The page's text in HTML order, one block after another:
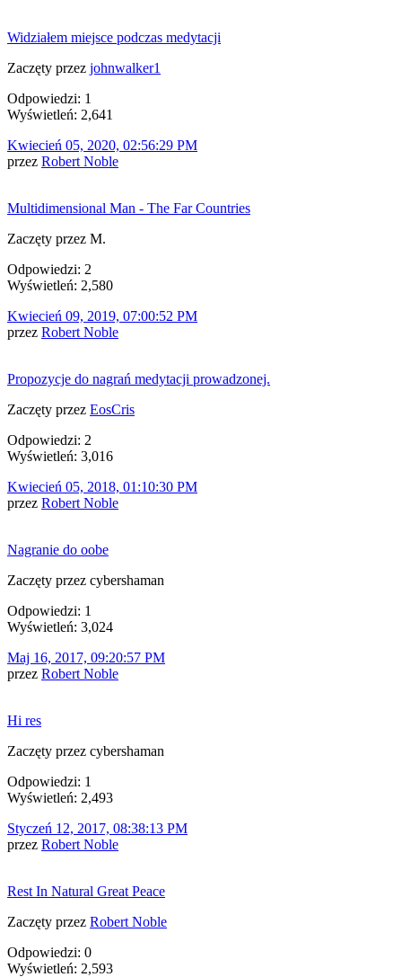
Widziałem miejsce podczas medytacji
Zaczęty przez johnwalker1
Odpowiedzi: 1
Wyświetleń: 2,641
Kwiecień 05, 2020, 02:56:29 PM
przez Robert Noble
Multidimensional Man - The Far Countries
Zaczęty przez M.
Odpowiedzi: 2
Wyświetleń: 2,580
Kwiecień 09, 2019, 07:00:52 PM
przez Robert Noble
Propozycje do nagrań medytacji prowadzonej.
Zaczęty przez EosCris
Odpowiedzi: 2
Wyświetleń: 3,016
Kwiecień 05, 2018, 01:10:30 PM
przez Robert Noble
Nagranie do oobe
Zaczęty przez cybershaman
Odpowiedzi: 1
Wyświetleń: 3,024
Maj 16, 2017, 09:20:57 PM
przez Robert Noble
Hi res
Zaczęty przez cybershaman
Odpowiedzi: 1
Wyświetleń: 2,493
Styczeń 12, 2017, 08:38:13 PM
przez Robert Noble
Rest In Natural Great Peace
Zaczęty przez Robert Noble
Odpowiedzi: 0
Wyświetleń: 2,593